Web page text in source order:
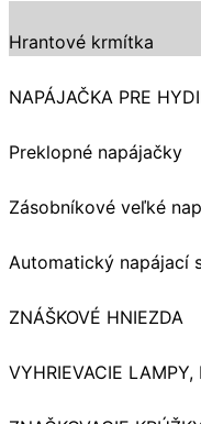
Hrantové krmítka
NAPÁJAČKA PRE
Preklopné napájačky
Zásobníkové veľké
Automatický napájací
ZNÁŠKOVÉ HNIEZDA
VYHRIEVACIE LAMPY,